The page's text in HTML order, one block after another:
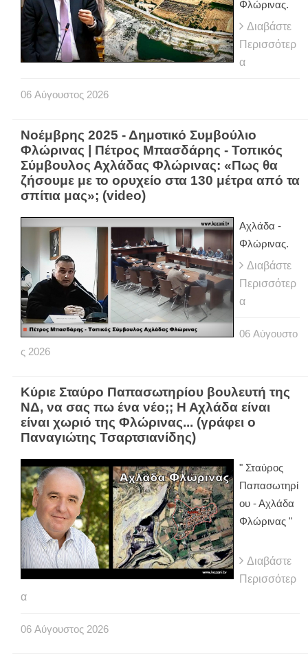
Φλώρινας.
Διαβάστε
Περισσότερ
α
06 Αύγουστος 2026
Νοέμβρης 2025 - Δημοτικό Συμβούλιο
Φλώρινας | Πέτρος Μπασδάρης - Τοπικός
Σύμβουλος Αχλάδας Φλώρινας: «Πως θα
ζήσουμε με το ορυχείο στα 130 μέτρα από τα
σπίτια μας»; (video)
Αχλάδα -
Φλώρινας.
Διαβάστε
Περισσότερ
α
06 Αύγουστο
ς 2026
Κύριε Σταύρο Παπασωτηρίου βουλευτή της
ΝΔ, να σας πω ένα νέο;; Η Αχλάδα είναι
είναι χωριό της Φλώρινας... (γράφει ο
Παναγιώτης Τσαρτσιανίδης)
" Σταύρος
Παπασωτηρί
ου - Αχλάδα
Φλώρινας "
Διαβάστε
Περισσότερ
α
06 Αύγουστος 2026